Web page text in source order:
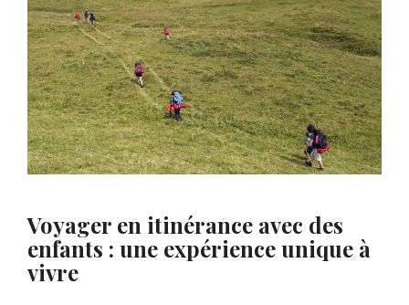
Voyager en itinérance avec des
enfants : une expérience unique à
vivre